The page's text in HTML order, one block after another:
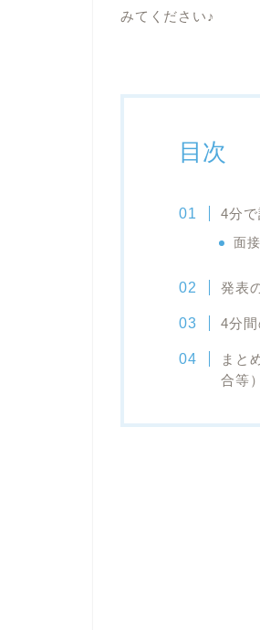
みてください♪
目次
4分
面
発表
4分
まと
合等